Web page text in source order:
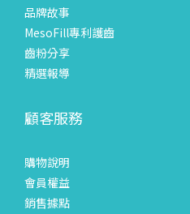
品牌故事
MesoFill專利護齒
齒粉分享
精選報導
顧客服務
購物說明
會員權益
銷售據點